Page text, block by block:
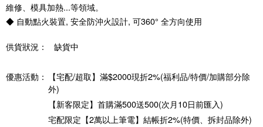
維修、模具加熱...等領域。
◆ 自動點火裝置, 安全防沖火設計, 可360° 全方向使用
供貨狀況： 缺貨中
優惠活動：
【宅配/超取】滿$2000現折2%(福利品/特價/加購部分除
外)
【新客限定】首購滿500送500(次月10日前匯入)
宅配限定【2萬以上筆電】結帳折2%(特價、拆封品除外)